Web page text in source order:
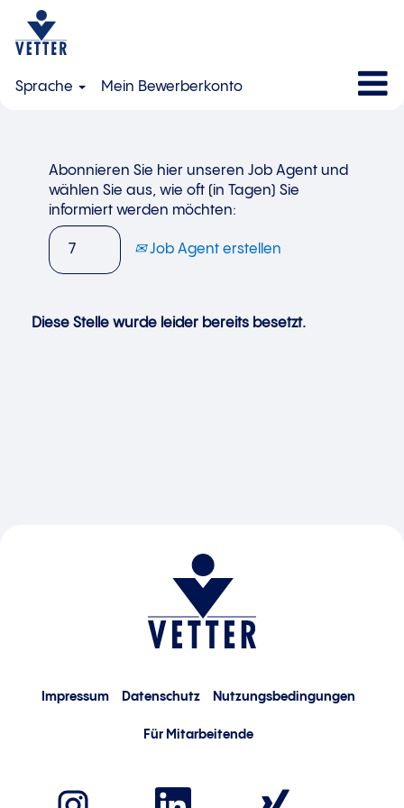
Sprache Mein Bewerberkonto
Abonnieren Sie hier unseren Job Agent und
wählen Sie aus, wie oft (in Tagen) Sie
informiert werden möchten:
Job Agent erstellen
Diese Stelle wurde leider bereits besetzt.
Impressum Datenschutz Nutzungsbedingungen
Für Mitarbeitende
W
W